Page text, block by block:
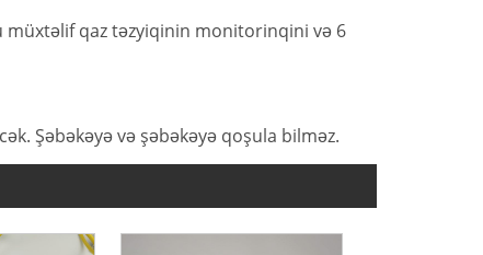
müxtəlif qaz təzyiqinin monitorinqini və 6
Şəbəkəyə və şəbəkəyə qoşula bilməz.